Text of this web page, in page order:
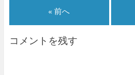
« 前へ
コメントを残す